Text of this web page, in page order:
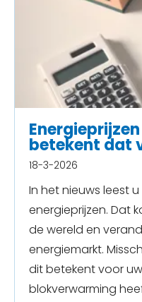
betekent dat
18-3-2026
In het nieuws leest
energieprijzen. Dat
de wereld en
energiemarkt.
dit betekent voor
blokverwarming